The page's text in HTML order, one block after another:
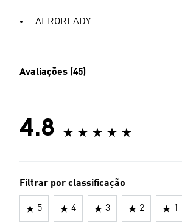
AEROREADY
Avaliações (45)
4.8
Filtrar por classificação
5 4 3 2 1